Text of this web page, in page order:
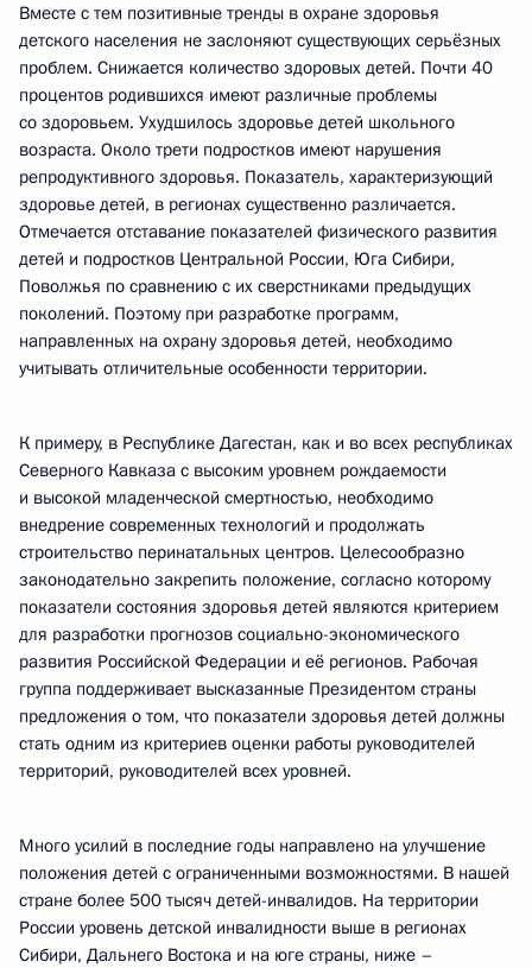
Вместе с тем позитивные тренды в охране здоровья
детского населения не заслоняют существующих серьёзных
проблем. Снижается количество здоровых детей. Почти 40
процентов родившихся имеют различные проблемы
со здоровьем. Ухудшилось здоровье детей школьного
возраста. Около трети подростков имеют нарушения
репродуктивного здоровья. Показатель, характеризующий
здоровье детей, в регионах существенно различается.
Отмечается отставание показателей физического развития
детей и подростков Центральной России, Юга Сибири,
Поволжья по сравнению с их сверстниками предыдущих
поколений. Поэтому при разработке программ,
направленных на охрану здоровья детей, необходимо
учитывать отличительные особенности территории.
К примеру, в Республике Дагестан, как и во всех республиках
Северного Кавказа с высоким уровнем рождаемости
и высокой младенческой смертностью, необходимо
внедрение современных технологий и продолжать
строительство перинатальных центров. Целесообразно
законодательно закрепить положение, согласно которому
показатели состояния здоровья детей являются критерием
для разработки прогнозов социально-экономического
развития Российской Федерации и её регионов. Рабочая
группа поддерживает высказанные Президентом страны
предложения о том, что показатели здоровья детей должны
стать одним из критериев оценки работы руководителей
территорий, руководителей всех уровней.
Много усилий в последние годы направлено на улучшение
положения детей с ограниченными возможностями. В нашей
стране более 500 тысяч детей-инвалидов. На территории
России уровень детской инвалидности выше в регионах
Сибири, Дальнего Востока и на юге страны, ниже –